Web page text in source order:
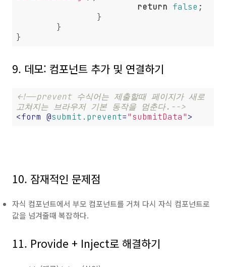
return false ;
9. 데모: 컴포넌트 추가 및 연결하기
<!--prevent 수식어는 제출할때 페이지가 새로
고쳐지는 브라우저 기본 동작을 멈춘다.-->
<form @submit.prevent="submitData">
10. 잠재적인 문제점
자식 컴포넌트에서 부모 컴포넌트를 거쳐 다시 자식 컴포넌트로
값을 넘겨줄때 복잡하다.
11. Provide + Inject로 해결하기